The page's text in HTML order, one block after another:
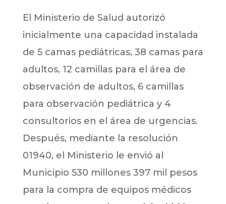
El Ministerio de Salud autorizó
inicialmente una capacidad instalada
de 5 camas pediátricas, 38 camas para
adultos, 12 camillas para el área de
observación de adultos, 6 camillas
para observación pediátrica y 4
consultorios en el área de urgencias.
Después, mediante la resolución
01940, el Ministerio le envió al
Municipio 530 millones 397 mil pesos
para la compra de equipos médicos